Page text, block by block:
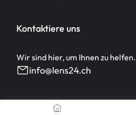
Kontaktiere uns
Wir sind hier, um Ihnen zu helfen.
info@lens24.ch